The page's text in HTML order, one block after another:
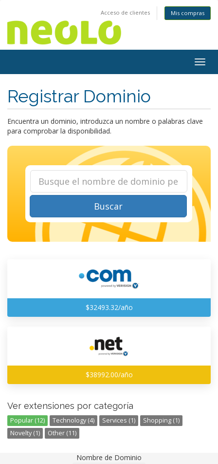
Acceso de clientes Mis compras
Registrar Dominio
Encuentra un dominio, introduzca un nombre o palabras clave
para comprobar la disponibilidad.
Buscar
$32493.32/año
$38992.00/año
Ver extensiones por categoría
Popular (12) Technology (4) Services (1)
Shopping (1)
Novelty (1)
Other (11)
Nombre de Dominio